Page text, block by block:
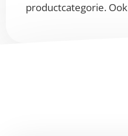
productcategorie.